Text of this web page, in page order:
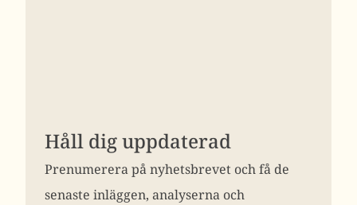
Håll dig uppdaterad
Prenumerera på nyhetsbrevet och få de
senaste inläggen, analyserna och